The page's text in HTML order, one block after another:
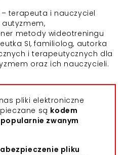
– terapeuta i nauczyciel
metody wideotreningu
SI, familiolog, autorka
i terapeutycznych dla
oraz ich nauczycieli.
pliki elektroniczne
są kodem
zwanym
pliku